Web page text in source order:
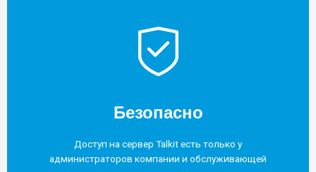
Безопасно
Доступ на сервер Talkit есть только у
администраторов компании и обслуживающей